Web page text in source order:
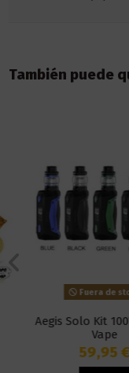
También puede
Fuera de stock
Aegis Solo Kit
Vape
59,95 €